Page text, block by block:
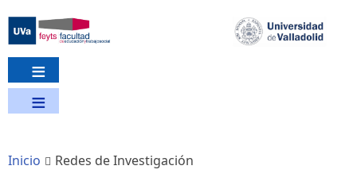
contenido
principal
Inicio Redes de Investigación